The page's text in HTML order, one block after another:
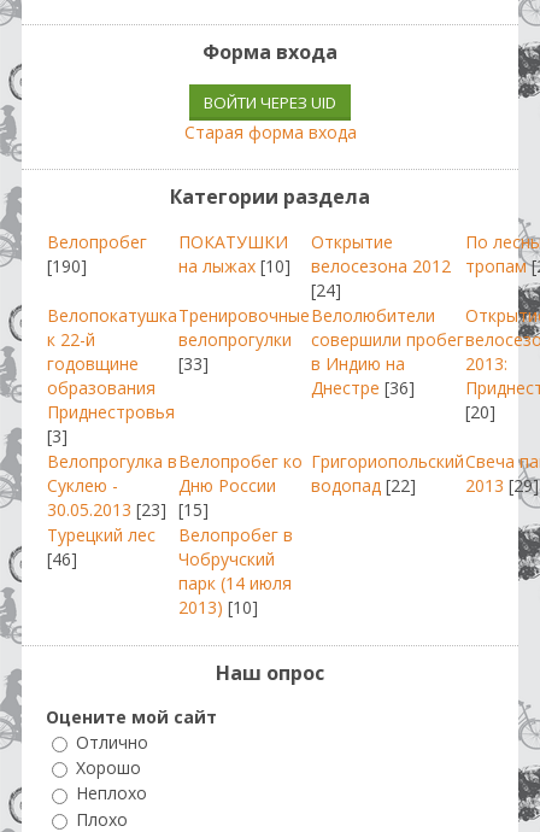
Форма входа
ВОЙТИ ЧЕРЕЗ UID
Старая форма входа
Категории раздела
Велопробег
[190]
ПОКАТУШКИ
на лыжах [10]
Открытие
велосезона 2012
[24]
По
тропам
Велопокатушка
к 22-й
годовщине
образования
Приднестровья
[3]
Тренировочные
велопрогулки
[33]
Велолюбители
совершили пробег
в Индию на
Днестре [36]
2013:
[20]
Велопрогулка в
Суклею -
30.05.2013 [23]
Велопробег ко
Дню России
[15]
Григориопольский
водопад [22]
Свеча
2013 [29]
Турецкий лес
[46]
Велопробег в
Чобручский
парк (14 июля
2013) [10]
Наш опрос
Оцените мой сайт
Отлично
Хорошо
Неплохо
Плохо